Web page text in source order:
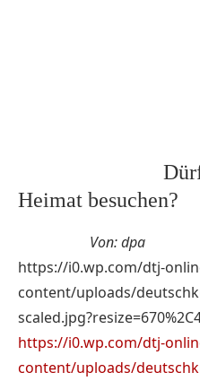
Heimat besuchen?
Von: dpa
https://i0.wp.com/dtj-
content/uploads/
https://i0.wp.com/dtj-
content/uploads/